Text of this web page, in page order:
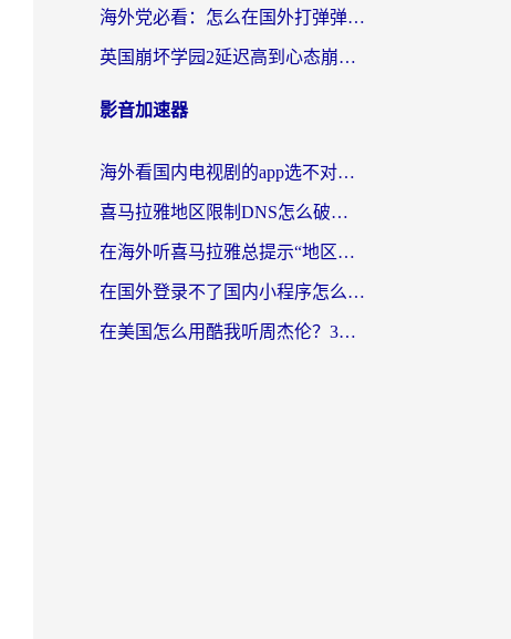
海外党必看：怎么在国外打弹弹堂不卡？番茄加速器亲测指南
英国崩坏学园2延迟高到心态崩？海外党国服游戏加速终极指南
影音加速器
海外看国内电视剧的app选不对？这份回国加速器避坑指南帮你流畅追剧
喜马拉雅地区限制DNS怎么破？海外党听国内音乐听书的终极解决方案
在海外听喜马拉雅总提示“地区限制”？3步轻松解除+听国内音乐全攻略
在国外登录不了国内小程序怎么办？选对回国加速器，轻松解锁国内资源
在美国怎么用酷我听周杰伦？3步搞定海外听歌难题